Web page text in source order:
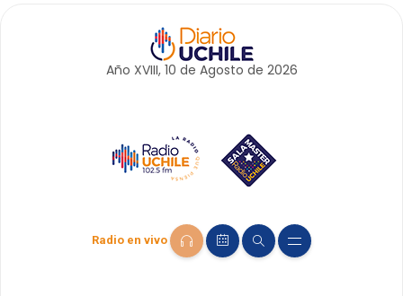
Año XVIII, 10 de Agosto de 2026
Radio en vivo